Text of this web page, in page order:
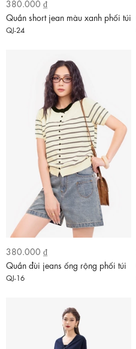
380.000 ₫
Quần short jean màu xanh phối túi
QJ-24
380.000 ₫
Quần đùi jeans ống rộng phối túi
QJ-16